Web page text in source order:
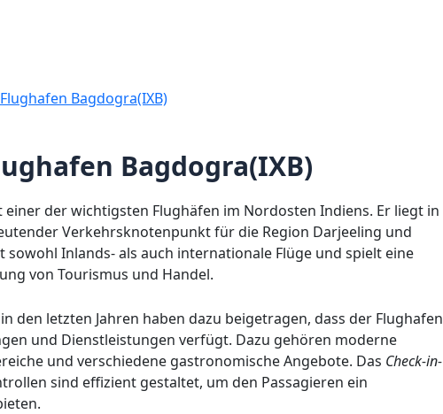
Bagdogra(IXB)
Bagdogra(IXB)
einer der wichtigsten Flughäfen im Nordosten Indiens. Er liegt in
Verkehrsknotenpunkt für die Region Darjeeling und
sowohl Inlands- als auch internationale Flüge und spielt eine
von Tourismus und Handel.
in den letzten Jahren haben dazu beigetragen, dass der Flughafen
und Dienstleistungen verfügt. Dazu gehören moderne
und verschiedene gastronomische Angebote. Das Check-in-
sind effizient gestaltet, um den Passagieren ein